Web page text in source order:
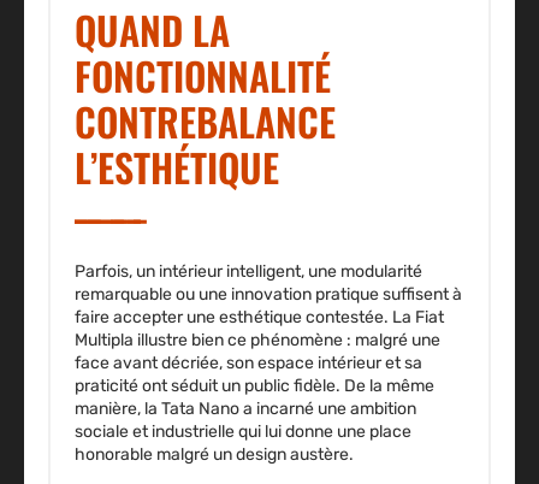
QUAND LA
FONCTIONNALITÉ
CONTREBALANCE
L’ESTHÉTIQUE
Parfois, un intérieur intelligent, une modularité
remarquable ou une innovation pratique suffisent à
faire accepter une esthétique contestée. La Fiat
Multipla illustre bien ce phénomène : malgré une
face avant décriée, son espace intérieur et sa
praticité ont séduit un public fidèle. De la même
manière, la Tata Nano a incarné une ambition
sociale et industrielle qui lui donne une place
honorable malgré un design austère.